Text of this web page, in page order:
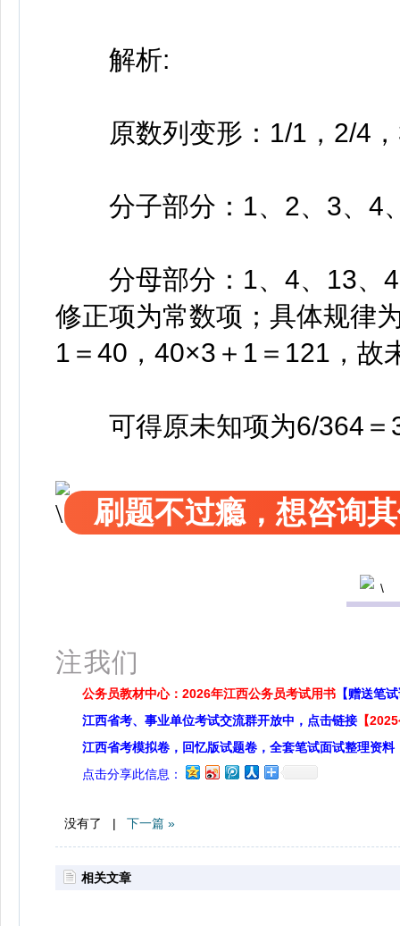
解析:
原数列变形：1/1，2/4，
分子部分：1、2、3、4
分母部分：1、4、13、
修正项为常数项；具体规律
1＝40，40×3＋1＝121，故
可得原未知项为6/364＝
刷题不过瘾，想咨询
注我们
公务员教材中心：2026年江西公务员考试用书 【赠送笔
江西省考、事业单位考试交流群开放中，点击链接 【
江西省考模拟卷，回忆版试题卷，全套笔试面试整理资料
点击分享此信息：
没有了 | 下一篇 »
相关文章